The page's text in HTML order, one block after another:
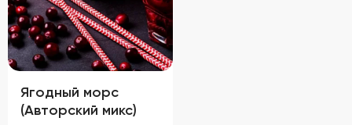
Ягодный морс
(Авторский микс)